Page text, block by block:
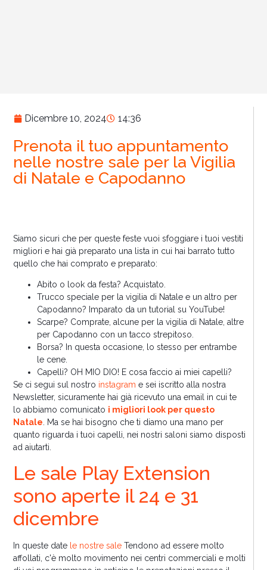
Dicembre 10, 2024 14:36
Prenota il tuo appuntamento
nelle nostre sale per la Vigilia
di Natale e Capodanno
Siamo sicuri che per queste feste vuoi sfoggiare i tuoi vestiti
migliori e hai già preparato una lista in cui hai barrato tutto
quello che hai comprato e preparato:
Abito o look da festa? Acquistato.
Trucco speciale per la vigilia di Natale e un altro per
Capodanno? Imparato da un tutorial su YouTube!
Scarpe? Comprate, alcune per la vigilia di Natale, altre
per Capodanno con un tacco strepitoso.
Borsa? In questa occasione, lo stesso per entrambe
le cene.
Capelli? OH MIO DIO! E cosa faccio ai miei capelli?
Se ci segui sul nostro instagram e sei iscritto alla nostra
Newsletter, sicuramente hai già ricevuto una email in cui te
lo abbiamo comunicato i migliori look per questo
Natale . Ma se hai bisogno che ti diamo una mano per
quanto riguarda i tuoi capelli, nei nostri saloni siamo disposti
ad aiutarti.
Le sale Play Extension
sono aperte il 24 e 31
dicembre
In queste date le nostre sale Tendono ad essere molto
affollati, c'è molto movimento nei centri commerciali e molti